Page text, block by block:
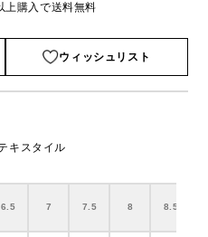
購入で送料無料
ウィッシュリスト
キスタイル
6.5 7 7.5 8 8.5